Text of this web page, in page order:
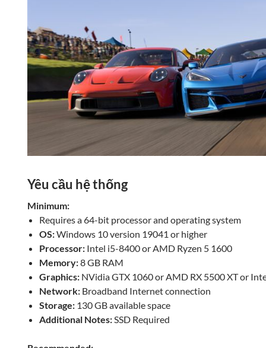
Yêu cầu hệ thống
Minimum:
Requires a 64-bit processor and operating system
OS:Windows 10 version 19041 or higher
Processor: Intel i5-8400 or AMD Ryzen 5 1600
Memory:8 GB RAM
Graphics: NVidia GTX 1060 or AMD RX 5500 XT or
Network: Broadband Internet connection
Storage: 130 GB available space
Additional Notes: SSD Required